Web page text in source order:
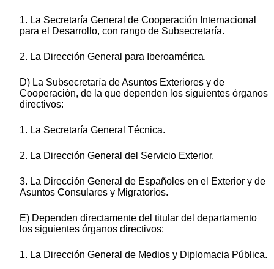
1. La Secretaría General de Cooperación Internacional
para el Desarrollo, con rango de Subsecretaría.
2. La Dirección General para Iberoamérica.
D) La Subsecretaría de Asuntos Exteriores y de
Cooperación, de la que dependen los siguientes órganos
directivos:
1. La Secretaría General Técnica.
2. La Dirección General del Servicio Exterior.
3. La Dirección General de Españoles en el Exterior y de
Asuntos Consulares y Migratorios.
E) Dependen directamente del titular del departamento
los siguientes órganos directivos:
1. La Dirección General de Medios y Diplomacia Pública.